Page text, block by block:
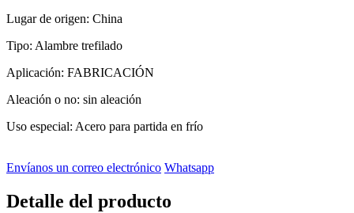
Lugar de origen: China
Tipo: Alambre trefilado
Aplicación: FABRICACIÓN
Aleación o no: sin aleación
Uso especial: Acero para partida en frío
Envíanos un correo electrónico Whatsapp
Detalle del producto